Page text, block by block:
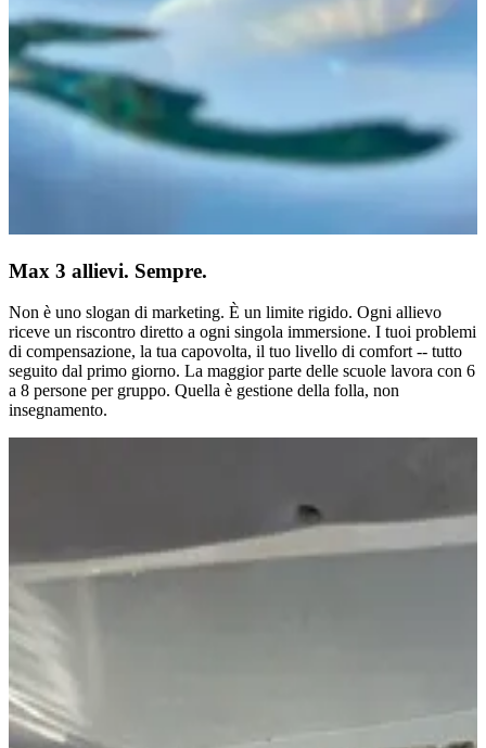
Max 3 allievi. Sempre.
Non è uno slogan di marketing. È un limite rigido. Ogni allievo
riceve un riscontro diretto a ogni singola immersione. I tuoi problemi
di compensazione, la tua capovolta, il tuo livello di comfort -- tutto
seguito dal primo giorno. La maggior parte delle scuole lavora con 6
a 8 persone per gruppo. Quella è gestione della folla, non
insegnamento.